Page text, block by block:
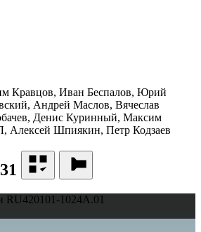
Кравцов, Иван Беспалов, Юрий
Андрей Маслов, Вячеслав
Денис Куринный, Максим
Алексей Шпиякин, Петр Кодзаев